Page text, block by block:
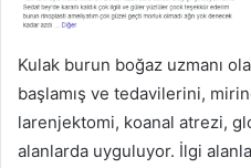
Kulak burun boğaz uzmanı
başlamış ve tedavilerini,
larenjektomi, koanal atrezi,
alanlarda uyguluyor. İlgi